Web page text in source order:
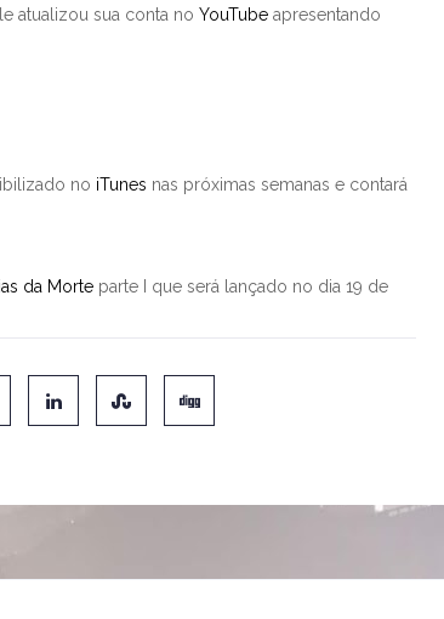
atualizou sua conta no YouTube apresentando
no iTunes nas próximas semanas e contará
da Morte parte I que será lançado no dia 19 de